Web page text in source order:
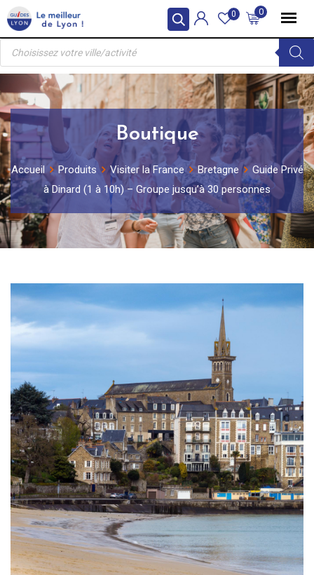
Skip
to
content
0
0
Recherche
produits
Boutique
Accueil Produits Visiter la France Bretagne
Guide Privé
à Dinard (1 à 10h) – Groupe jusqu’à 30 personnes